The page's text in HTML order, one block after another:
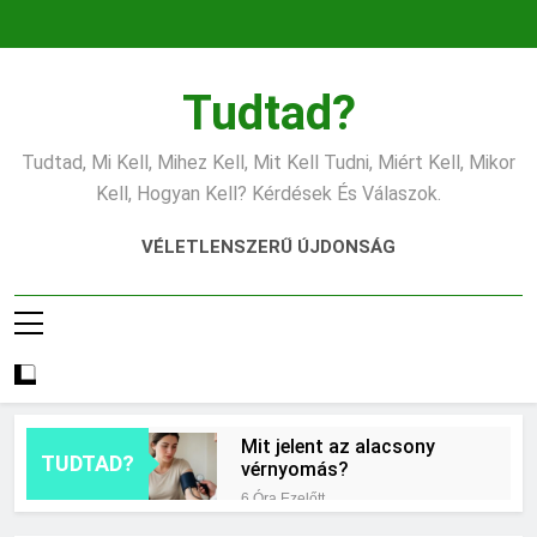
Tudtad?
Tudtad, Mi Kell, Mihez Kell, Mit Kell Tudni, Miért Kell, Mikor
Kell, Hogyan Kell? Kérdések És Válaszok.
VÉLETLENSZERŰ ÚJDONSÁG
TUDTAD?
Mit jelent az alacsony
vérnyomás?
6 Óra Ezelőtt